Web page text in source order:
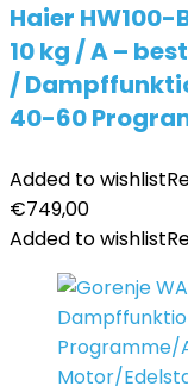
Haier
10 kg / A –
/
40-60
Added to wishlist
€749,00
Added to wishlist